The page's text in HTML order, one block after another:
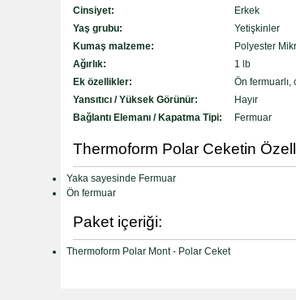
Cinsiyet:
Erkek
Yaş grubu:
Yetişkinler
Kumaş malzeme:
Polyester
Ağırlık:
1 lb
Ek özellikler:
Ön fermuarlı,
Yansıtıcı / Yüksek Görünür:
Hayır
Bağlantı Elemanı / Kapatma Tipi:
Fermuar
Thermoform Polar Ceketin
Yaka sayesinde Fermuar
Ön fermuar
Paket içeriği:
Thermoform Polar Mont - Polar Ceket